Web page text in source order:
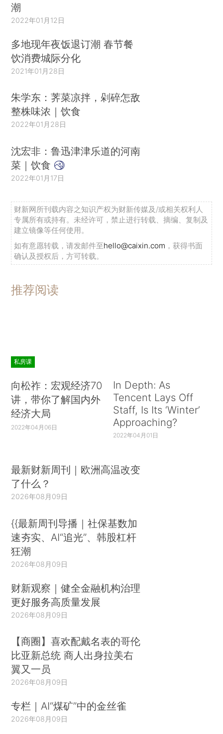
潮
2022年01月12日
多地现年夜饭退订潮 春节餐
饮消费城际分化
2021年01月28日
朱学东：荠菜凉拌，剁碎怎敌
整株味浓｜饮食
2022年01月28日
沈宏非：鲁迅津津乐道的河南
菜｜饮食
2022年01月17日
财新网所刊载内容之知识产权为财新传媒及/或相关权利人
专属所有或持有。未经许可，禁止进行转载、摘编、复制及
建立镜像等任何使用。
如有意愿转载，请发邮件至hello@caixin.com ，获得书面
确认及授权后，方可转载。
推荐阅读
私房课
向松祚：宏观经济70
讲，带你了解国内外
经济大局
2022年04月06日
In Depth: As
Tencent Lays Off
Staff, Is Its ‘Winter’
Approaching?
2022年04月01日
最新财新周刊｜欧洲高温改变
了什么？
2026年08月09日
{{最新周刊导播｜社保基数加
速夯实、AI“追光”、韩股杠杆
狂潮
2026年08月09日
财新观察｜健全金融机构治理
更好服务高质量发展
2026年08月09日
【商圈】喜欢配戴名表的哥伦
比亚新总统 商人出身拉美右
翼又一员
2026年08月09日
专栏｜AI“煤矿”中的金丝雀
2026年08月09日